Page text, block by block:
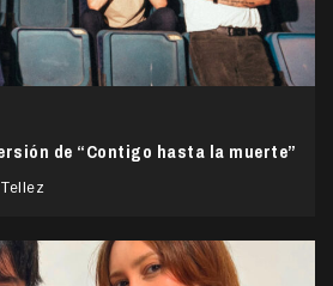
de “Contigo hasta la muerte”